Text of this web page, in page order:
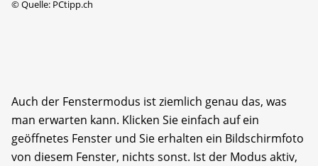
©Quelle: PCtipp.ch
Auch der Fenstermodus ist ziemlich genau das, was
man erwarten kann. Klicken Sie einfach auf ein
geöffnetes Fenster und Sie erhalten ein Bildschirmfoto
von diesem Fenster, nichts sonst. Ist der Modus aktiv,